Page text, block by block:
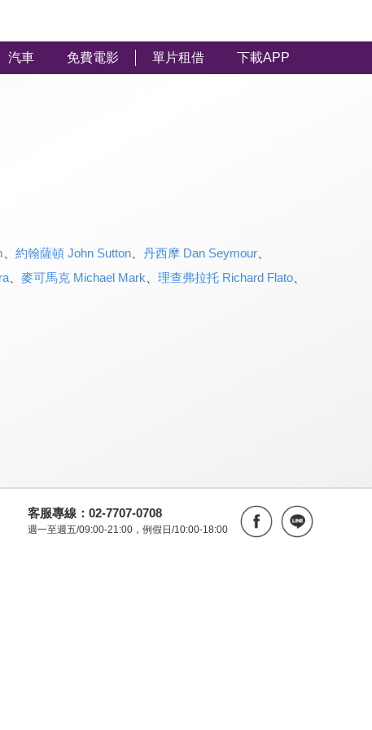
汽車 免費電影 單片租借 下載APP
約翰薩頓 John Sutton、 丹西摩 Dan Seymour、
、 麥可馬克 Michael Mark 理查弗拉托 Richard Flato、
客服專線：02-7707-0708
週一至週五/09:00-21:00，例假日/10:00-18:00